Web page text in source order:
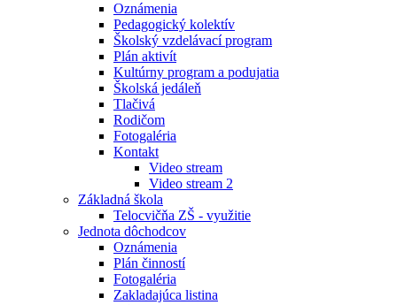
Oznámenia
Pedagogický kolektív
Školský vzdelávací program
Plán aktivít
Kultúrny program a podujatia
Školská jedáleň
Tlačivá
Rodičom
Fotogaléria
Kontakt
Video stream
Video stream 2
Základná škola
Telocvičňa ZŠ - využitie
Jednota dôchodcov
Oznámenia
Plán činností
Fotogaléria
Zakladajúca listina